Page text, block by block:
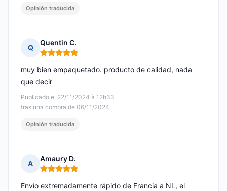
Opinión traducida
Q
Quentin C.
Nota: 5 de 5
Publicado el 22/11/2024 à 12h33
tras una compra de 06/11/2024
muy bien empaquetado. producto de calidad, nada
que decir
Opinión traducida
A
Amaury D.
Nota: 5 de 5
Envío extremadamente rápido de Francia a NL, el